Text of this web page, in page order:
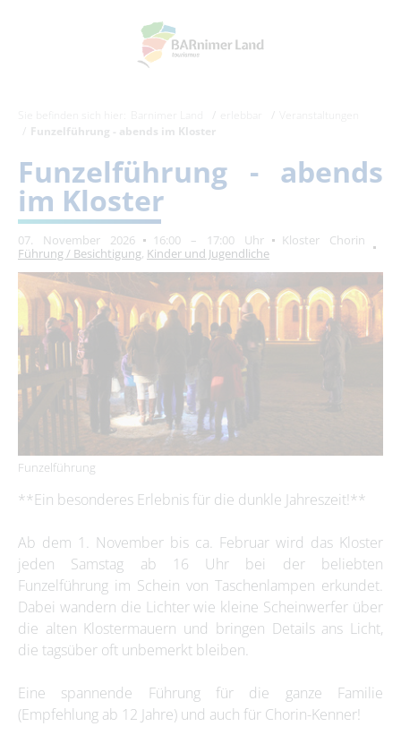
Funzelführung - abends im Kloster
Funzelführung - abends
im Kloster
07. November 2026 16:00 – 17:00 Uhr
Kloster Chorin
Führung / Besichtigung, Kinder und Jugendliche
Funzelführung
**Ein besonderes Erlebnis für die dunkle Jahreszeit!**
Ab dem 1. November bis ca. Februar wird das Kloster
jeden Samstag ab 16 Uhr bei der beliebten
Funzelführung im Schein von Taschenlampen erkundet.
Dabei wandern die Lichter wie kleine Scheinwerfer über
die alten Klostermauern und bringen Details ans Licht,
die tagsüber oft unbemerkt bleiben.
Eine spannende Führung für die ganze Familie
(Empfehlung ab 12 Jahre) und auch für Chorin-Kenner!